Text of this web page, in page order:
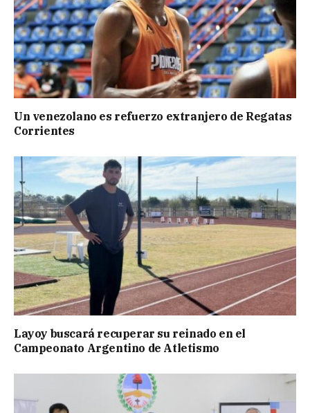
Un venezolano es refuerzo extranjero de Regatas
Corrientes
Layoy buscará recuperar su reinado en el
Campeonato Argentino de Atletismo